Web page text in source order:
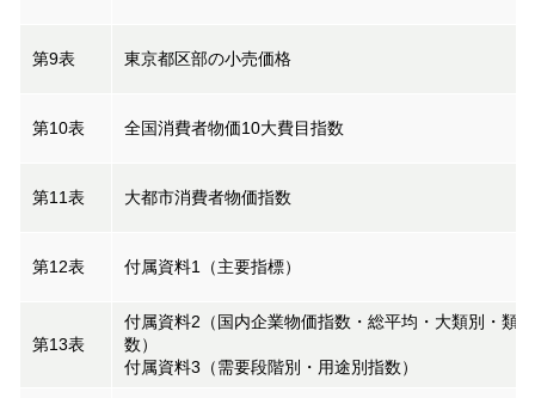
第9表 東京都区部の小売価格
第10表 全国消費者物価10大費目指数
第11表 大都市消費者物価指数
第12表 付属資料1（主要指標）
第13表
付属資料2（国内企業物価指数・総平均・大類別・類
数）
付属資料3（需要段階別・用途別指数）